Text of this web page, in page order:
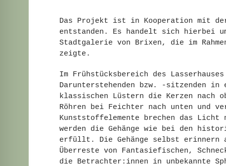
Das Projekt ist in Kooperation mit
entstanden. Es handelt sich hierbei
Stadtgalerie von Brixen, die im
zeigte.
Im Frühstücksbereich des
Darunterstehenden bzw. -sitzenden in
klassischen Lüstern die Kerzen nach
Röhren bei Feichter nach unten und
Kunststoffelemente brechen das Licht
werden die Gehänge wie bei den
erfüllt. Die Gehänge selbst erinnern
Überreste von Fantasiefischen,
die Betrachter:innen in unbekannte